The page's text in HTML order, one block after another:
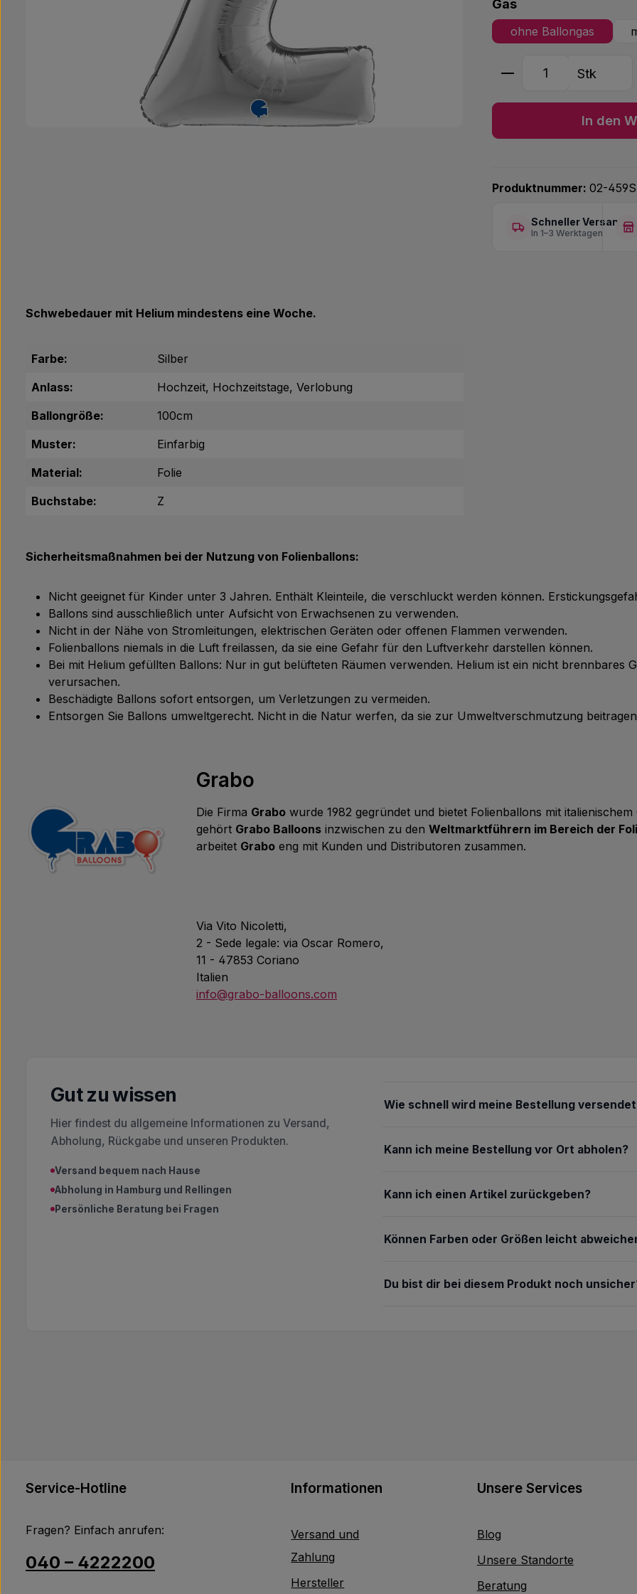
Gasauswählen
ohne Ballongas
Produkt Anzahl:
Stk
In den
Produktnummer: 02-
Schneller Versand
In 1–3 Werktagen
Schwebedauer mit Helium mindestens eine Woche.
Farbe:
Silber
Anlass:
Hochzeit, Hochzeitstage, Verlobung
Ballongröße:
100cm
Muster:
Einfarbig
Material:
Folie
Buchstabe:
Z
Sicherheitsmaßnahmen bei der Nutzung von Folienballons:
Nicht geeignet für Kinder unter 3 Jahren. Enthält Kleinteile, die verschluckt werden können.
Ballons sind ausschließlich unter Aufsicht von Erwachsenen zu verwenden.
Nicht in der Nähe von Stromleitungen, elektrischen Geräten oder offenen Flammen verwenden.
Folienballons niemals in die Luft freilassen, da sie eine Gefahr für den Luftverkehr darstellen können.
Bei mit Helium gefüllten Ballons: Nur in gut belüfteten Räumen verwenden. Helium ist ein nicht brennbares
verursachen.
Beschädigte Ballons sofort entsorgen, um Verletzungen zu vermeiden.
Entsorgen Sie Ballons umweltgerecht. Nicht in die Natur werfen, da sie zur Umweltverschmutzung
Grabo
Die Firma Grabo wurde 1982 gegründet und bietet Folienballons mit
gehört Grabo Balloons inzwischen zu den Weltmarktführern im Bereich der
arbeitet Grabo eng mit Kunden und Distributoren zusammen.
Via Vito Nicoletti,
2 - Sede legale: via Oscar Romero,
11 - 47853 Coriano
Italien
info@grabo-balloons.com
Gut zu wissen
Hier findest du allgemeine Informationen zu Versand,
Abholung, Rückgabe und unseren Produkten.
Versand bequem nach Hause
Abholung in Hamburg und Rellingen
Persönliche Beratung bei Fragen
Wie schnell wird meine Bestellung
Kann ich meine Bestellung vor Ort abholen?
Kann ich einen Artikel zurückgeben?
Können Farben oder Größen leicht
Du bist dir bei diesem Produkt noch
Service-Hotline
Fragen? Einfach anrufen:
040 – 4222200
Informationen
Versand und
Zahlung
Hersteller
Unsere Services
Blog
Unsere Standorte
Beratung